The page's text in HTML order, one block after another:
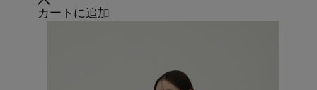
カートに追加